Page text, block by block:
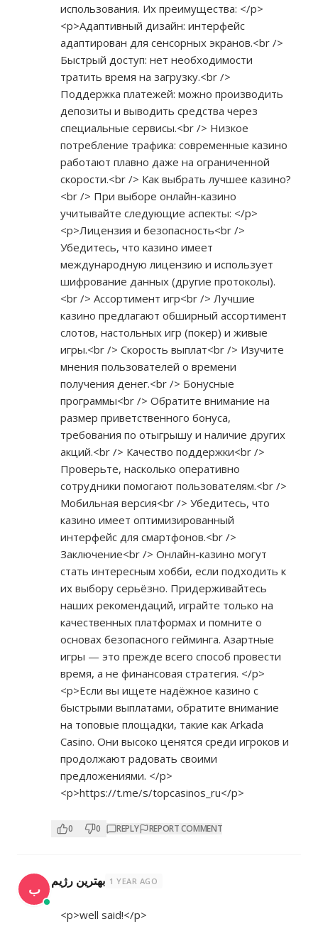
использования. Их преимущества: </p>
<p>Адаптивный дизайн: интерфейс
адаптирован для сенсорных экранов.<br />
Быстрый доступ: нет необходимости
тратить время на загрузку.<br />
Поддержка платежей: можно производить
депозиты и выводить средства через
специальные сервисы.<br /> Низкое
потребление трафика: современные казино
работают плавно даже на ограниченной
скорости.<br /> Как выбрать лучшее казино?
<br /> При выборе онлайн-казино
учитывайте следующие аспекты: </p>
<p>Лицензия и безопасность<br />
Убедитесь, что казино имеет
международную лицензию и использует
шифрование данных (другие протоколы).
<br /> Ассортимент игр<br /> Лучшие
казино предлагают обширный ассортимент
слотов, настольных игр (покер) и живые
игры.<br /> Скорость выплат<br /> Изучите
мнения пользователей о времени
получения денег.<br /> Бонусные
программы<br /> Обратите внимание на
размер приветственного бонуса,
требования по отыгрышу и наличие других
акций.<br /> Качество поддержки<br />
Проверьте, насколько оперативно
сотрудники помогают пользователям.<br />
Мобильная версия<br /> Убедитесь, что
казино имеет оптимизированный
интерфейс для смартфонов.<br />
Заключение<br /> Онлайн-казино могут
стать интересным хобби, если подходить к
их выбору серьёзно. Придерживайтесь
наших рекомендаций, играйте только на
качественных платформах и помните о
основах безопасного гейминга. Азартные
игры — это прежде всего способ провести
время, а не финансовая стратегия. </p>
<p>Если вы ищете надёжное казино с
быстрыми выплатами, обратите внимание
на топовые площадки, такие как Arkada
Casino. Они высоко ценятся среди игроков и
продолжают радовать своими
предложениями. </p>
<p>https://t.me/s/topcasinos_ru</p>
0 0 REPLY REPORT COMMENT
ب بهترین رژیم 1 YEAR AGO
<p>well said!</p>